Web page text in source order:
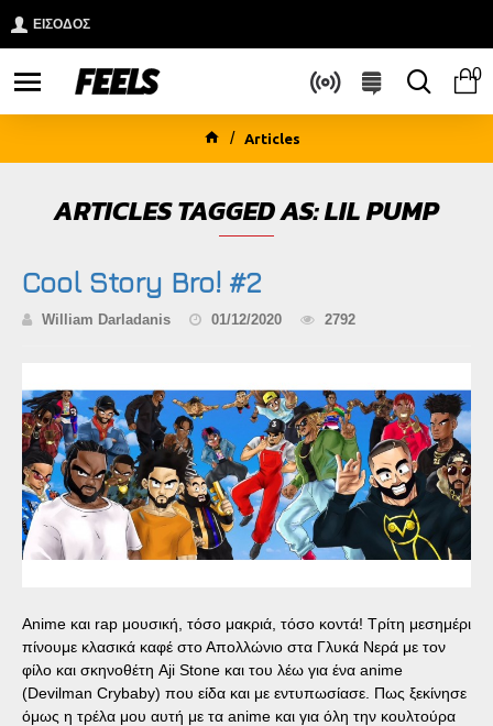
ΕΙΣΟΔΟΣ
0
Articles
ARTICLES TAGGED AS: LIL PUMP
Cool Story Bro! #2
William Darladanis 01/12/2020 2792
Αnime και rap μουσική, τόσο μακριά, τόσο κοντά! Τρίτη μεσημέρι
πίνουμε κλασικά καφέ στο Απολλώνιο στα Γλυκά Νερά με τον
φίλο και σκηνοθέτη Aji Stone και του λέω για ένα anime
(Devilman Crybaby) που είδα και με εντυπωσίασε. Πως ξεκίνησε
όμως η τρέλα μου αυτή με τα anime και για όλη την κουλτούρα